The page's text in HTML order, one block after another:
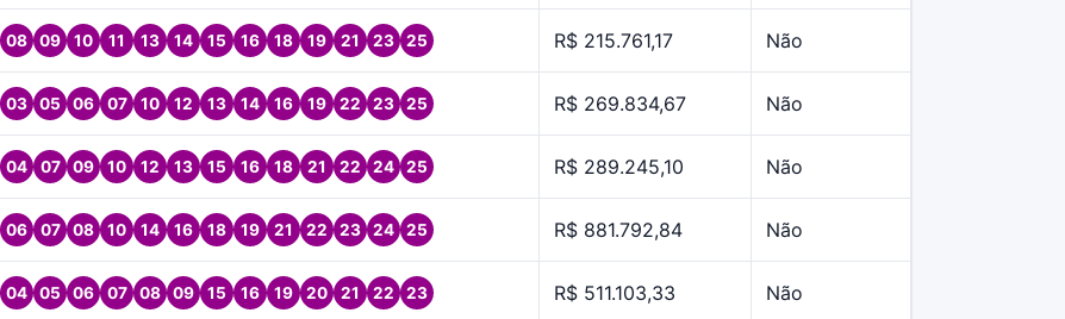
08 09 10 11 13 14 15 16 18 19 21 23 25 R$ 215.761,17 Não
03 05 06 07 10 12 13 14 16 19 22 23 25 R$ 269.834,67 Não
04 07 09 10 12 13 15 16 18 21 22 24 25 R$ 289.245,10 Não
06 07 08 10 14 16 18 19 21 22 23 24 25 R$ 881.792,84 Não
04 05 06 07 08 09 15 16 19 20 21 22 23 R$ 511.103,33 Não